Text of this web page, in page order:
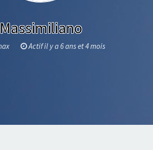
Massimiliano
Actif il y a 6 ans et 4 mois